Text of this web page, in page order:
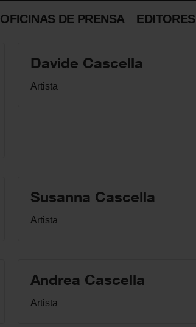
OFICINAS DE PRENSA EDITORES
Davide Cascella
Artista
Susanna Cascella
Artista
Andrea Cascella
Artista